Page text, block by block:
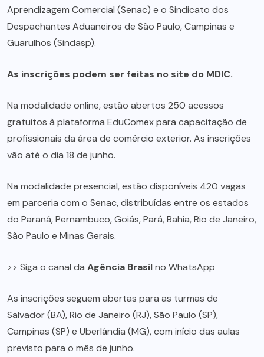
Aprendizagem Comercial (Senac) e o Sindicato dos
Despachantes Aduaneiros de São Paulo, Campinas e
Guarulhos (Sindasp).
As inscrições podem ser feitas no site do MDIC.
Na modalidade online, estão abertos 250 acessos
gratuitos à plataforma EduComex para capacitação de
profissionais da área de comércio exterior. As inscrições
vão até o dia 18 de junho.
Na modalidade presencial, estão disponíveis 420 vagas
em parceria com o Senac, distribuídas entre os estados
do Paraná, Pernambuco, Goiás, Pará, Bahia, Rio de Janeiro,
São Paulo e Minas Gerais.
>> Siga o canal da Agência Brasilno WhatsApp
As inscrições seguem abertas para as turmas de
Salvador (BA), Rio de Janeiro (RJ), São Paulo (SP),
Campinas (SP) e Uberlândia (MG), com início das aulas
previsto para o mês de junho.